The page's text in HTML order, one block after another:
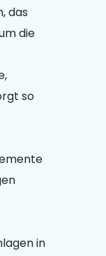
das
die
so
in